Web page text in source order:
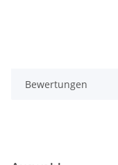
Bewertungen